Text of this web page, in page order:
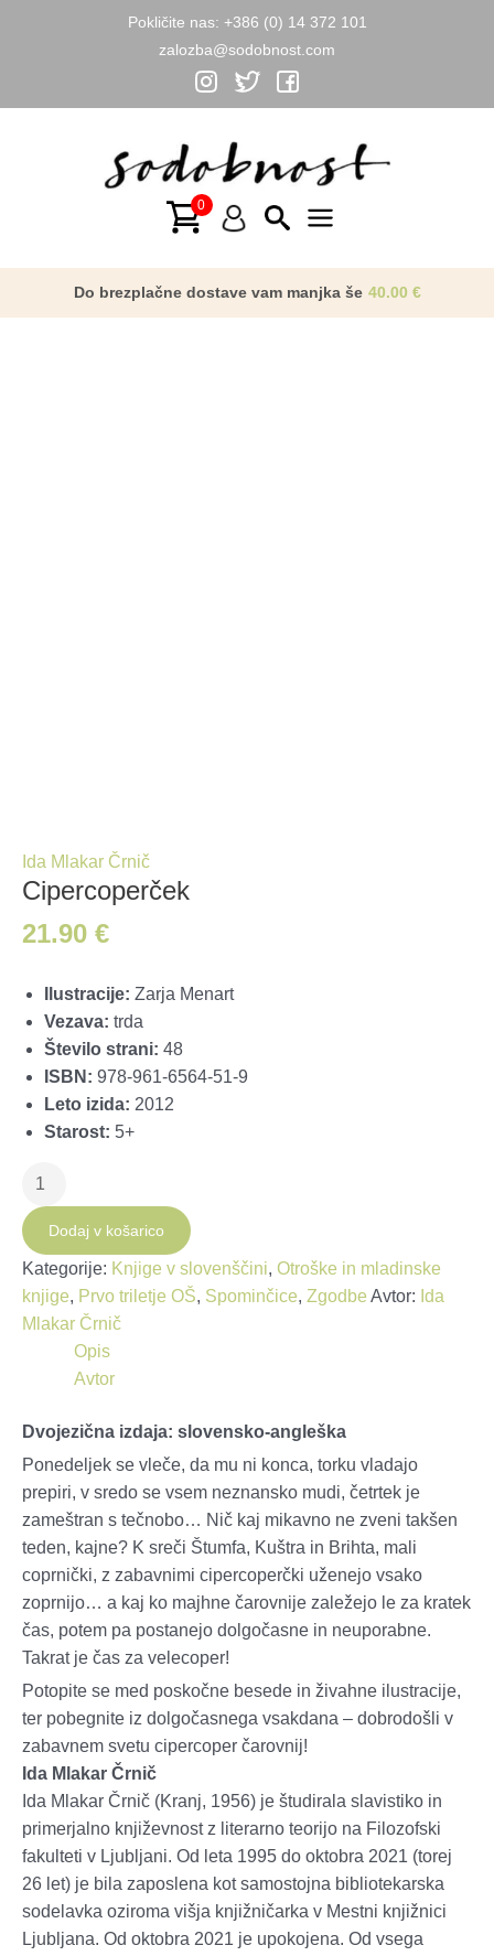
Pokličite nas: +386 (0) 14 372 101
zalozba@sodobnost.com
Menu
Do brezplačne dostave vam manjka še 40.00 €
Ida Mlakar Črnič
Cipercoperček
21.90 €
Ilustracije: Zarja Menart
Vezava: trda
Število strani: 48
ISBN: 978-961-6564-51-9
Leto izida: 2012
Starost: 5+
Cipercoperček
količina
Dodaj v košarico
Kategorije: Knjige v slovenščini, Otroške in mladinske
knjige, Prvo triletje OŠ, Spominčice, Zgodbe Avtor: Ida
Mlakar Črnič
Opis
Avtor
Dvojezična izdaja: slovensko-angleška
Ponedeljek se vleče, da mu ni konca, torku vladajo
prepiri, v sredo se vsem neznansko mudi, četrtek je
zameštran s tečnobo… Nič kaj mikavno ne zveni takšen
teden, kajne? K sreči Štumfa, Kuštra in Brihta, mali
coprnički, z zabavnimi cipercoperčki uženejo vsako
zoprnijo… a kaj ko majhne čarovnije zaležejo le za kratek
čas, potem pa postanejo dolgočasne in neuporabne.
Takrat je čas za velecoper!
Potopite se med poskočne besede in živahne ilustracije,
ter pobegnite iz dolgočasnega vsakdana – dobrodošli v
zabavnem svetu cipercoper čarovnij!
Ida Mlakar Črnič
Ida Mlakar Črnič (Kranj, 1956) je študirala slavistiko in
primerjalno književnost z literarno teorijo na Filozofski
fakulteti v Ljubljani. Od leta 1995 do oktobra 2021 (torej
26 let) je bila zaposlena kot samostojna bibliotekarska
sodelavka oziroma višja knjižničarka v Mestni knjižnici
Ljubljana. Od oktobra 2021 je upokojena. Od vsega